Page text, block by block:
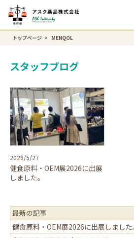
トップページ MENQOL
スタッフブログ
2026/5/27
健食原料・OEM展2026に出展
しました。
最新の記事
健食原料・OEM展2026に出展しました